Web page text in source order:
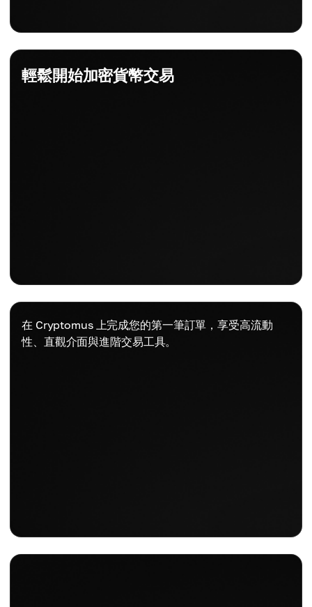
輕鬆開始加密貨幣交易
在 Cryptomus 上完成您的第一筆訂單，享受高流動
性、直觀介面與進階交易工具。